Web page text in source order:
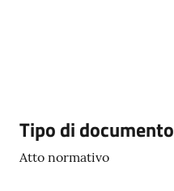
E
Descrizione
Tipo di documento
Atto normativo